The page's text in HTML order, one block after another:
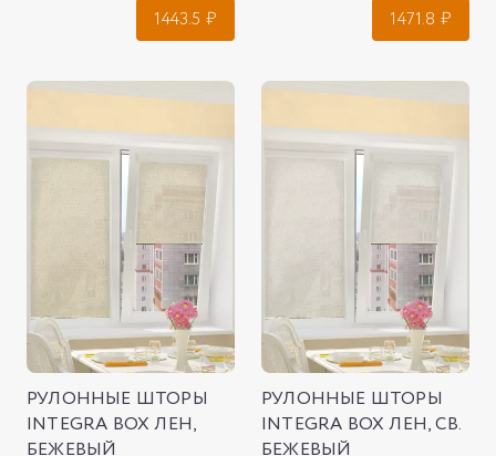
1443.5 ₽ 1471.8 ₽
РУЛОННЫЕ ШТОРЫ
INTEGRA BOX ЛЕН,
БЕЖЕВЫЙ
РУЛОННЫЕ ШТОРЫ
INTEGRA BOX ЛЕН, СВ.
БЕЖЕВЫЙ